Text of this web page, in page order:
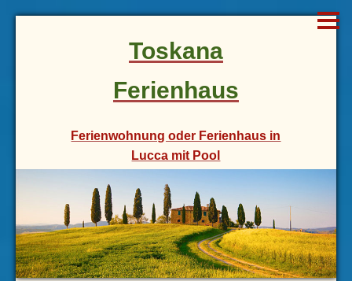
Toskana
Ferienhaus
Ferienwohnung oder Ferienhaus in
Lucca mit Pool